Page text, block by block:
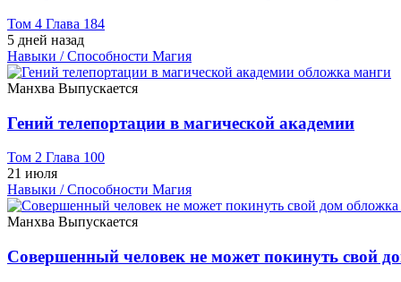
Том 4 Глава 184
5 дней назад
Навыки / Способности Магия
Манхва Выпускается
Гений телепортации в магической академии
Том 2 Глава 100
21 июля
Навыки / Способности Магия
Манхва Выпускается
Совершенный человек не может покинуть свой